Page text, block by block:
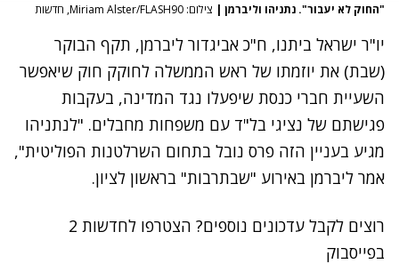
"החוק לא יעבור". נתניהו וליברמן | צילום: Miriam Alster/FLASH90, חדשות
יו"ר ישראל ביתנו, ח"כ אביגדור ליברמן, תקף הבוקר
(שבת) את יוזמתו של ראש הממשלה לחוקק חוק שיאפשר
השעיית חברי כנסת שיפעלו נגד המדינה, בעקבות
פגישתם של נציגי בל"ד עם משפחות מחבלים. "לנתניהו
מגיע בעניין הזה פרס נובל בתחום השרלטנות הפוליטית",
אמר ליברמן באירוע "שבתרבות" בראשון לציון.
רוצים לקבל עדכונים נוספים? הצטרפו לחדשות 2
בפייסבוק